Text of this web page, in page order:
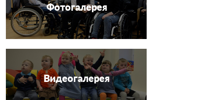
Фотогалерея
Видеогалерея